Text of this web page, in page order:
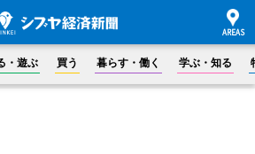
・遊ぶ 買う 暮らす・働く 学ぶ・知る